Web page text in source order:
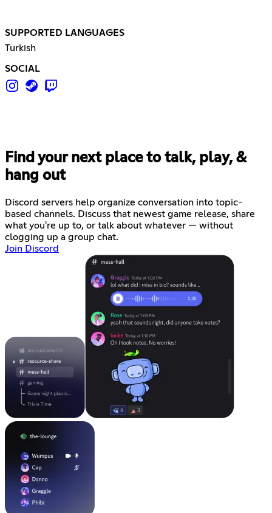
SUPPORTED LANGUAGES
Turkish
SOCIAL
Find your next place to talk, play, &
hang out
Discord servers help organize conversation into topic-
based channels. Discuss that newest game release, share
what you're up to, or talk about whatever — without
clogging up a group chat.
Join Discord